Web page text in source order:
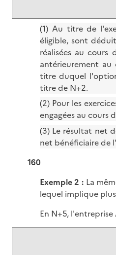
(1) Au titre de
éligible, sont
réalisées au cours
antérieurement
titre duquel
titre de N+2.
(2) Pour les
engagées au cours
(3) Le résultat net
net bénéficiaire de
160
Exemple 2 : La
lequel implique
En N+5,